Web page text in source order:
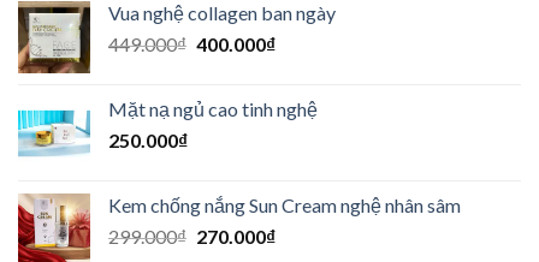
499.000₫.là:
449.000₫.
Vua nghệ collagen ban ngày
449.000₫ Giá
449.000₫.
400.000₫Giá
là:
Mặt nạ ngủ cao tinh nghệ
250.000₫
Kem chống nắng Sun Cream nghệ nhân sâm
299.000₫ Giá
270.000₫Giá